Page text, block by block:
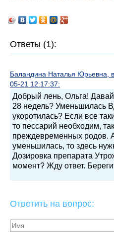
Ответы (1):
Баландина Наталья Юрьевна,
05-21 12:17:37:
Добрый лень, Ольга!
28 недель? Уменьшилась
укоротилась? Если все
то пессарий необходим,
преждевременных родов.
уменьшилась, то здесь
Дозировка препарата
момент? Жду ответ.
Ответить на вопрос: